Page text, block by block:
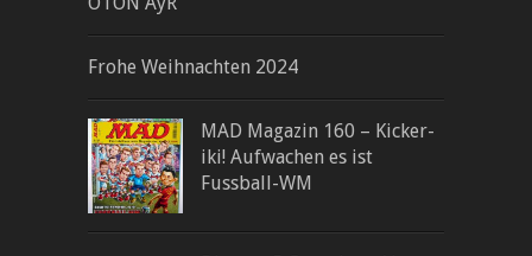
Frohe Weihnachten 2024
MAD Magazin 160 – Kicker-
iki! Aufwachen es ist
Fussball-WM